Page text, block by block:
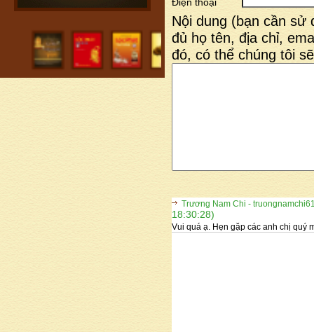
Nội dung (bạn cần sử
đủ họ tên, địa chỉ,
đó, có thể chúng tôi
Trương Nam Chi -
18:30:28)
Vui quá ạ. Hẹn gặp các anh chị quý